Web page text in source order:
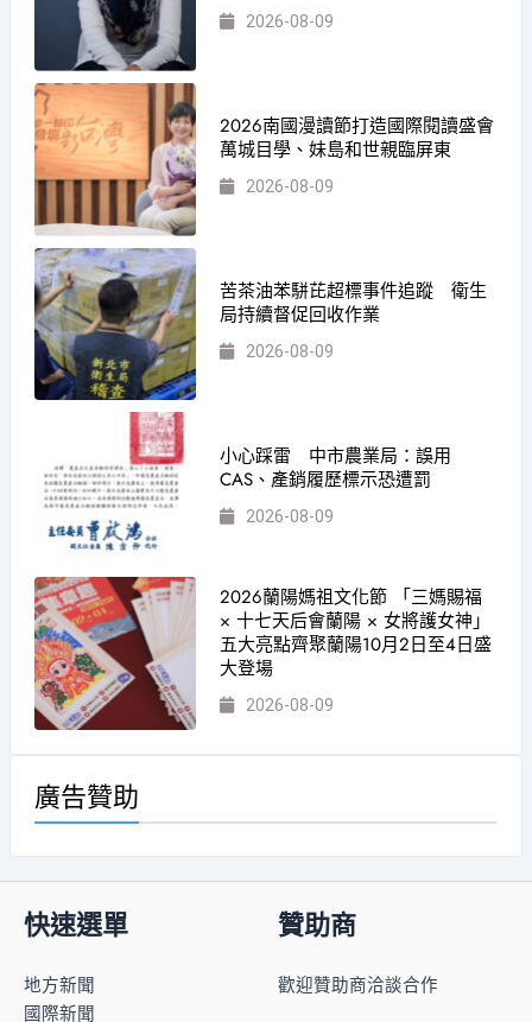
2026-08-09
2026南國漫讀節打造國際閱讀盛會
萬城目學、妹島和世親臨屏東
2026-08-09
苦茶油苯駢芘超標事件追蹤 衛生
局持續督促回收作業
2026-08-09
小心踩雷 中市農業局：誤用
CAS、產銷履歷標示恐遭罰
2026-08-09
2026蘭陽媽祖文化節 「三媽賜福
× 十七天后會蘭陽 × 女將護女神」
五大亮點齊聚蘭陽10月2日至4日盛
大登場
2026-08-09
廣告贊助
快速選單
地方新聞
國際新聞
贊助商
歡迎贊助商洽談合作